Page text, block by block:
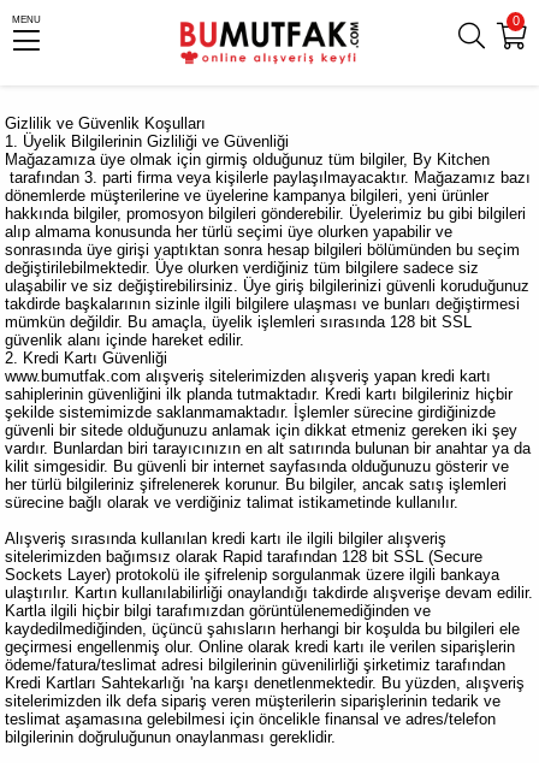
0
MENU
Gizlilik ve Güvenlik Koşulları
1. Üyelik Bilgilerinin Gizliliği ve Güvenliği
Mağazamıza üye olmak için girmiş olduğunuz tüm bilgiler, By Kitchen
tarafından 3. parti firma veya kişilerle paylaşılmayacaktır. Mağazamız bazı
dönemlerde müşterilerine ve üyelerine kampanya bilgileri, yeni ürünler
hakkında bilgiler, promosyon bilgileri gönderebilir. Üyelerimiz bu gibi bilgileri
alıp almama konusunda her türlü seçimi üye olurken yapabilir ve
sonrasında üye girişi yaptıktan sonra hesap bilgileri bölümünden bu seçim
değiştirilebilmektedir. Üye olurken verdiğiniz tüm bilgilere sadece siz
ulaşabilir ve siz değiştirebilirsiniz. Üye giriş bilgilerinizi güvenli koruduğunuz
takdirde başkalarının sizinle ilgili bilgilere ulaşması ve bunları değiştirmesi
mümkün değildir. Bu amaçla, üyelik işlemleri sırasında 128 bit SSL
güvenlik alanı içinde hareket edilir.
2. Kredi Kartı Güvenliği
www.bumutfak.com alışveriş sitelerimizden alışveriş yapan kredi kartı
sahiplerinin güvenliğini ilk planda tutmaktadır. Kredi kartı bilgileriniz hiçbir
şekilde sistemimizde saklanmamaktadır. İşlemler sürecine girdiğinizde
güvenli bir sitede olduğunuzu anlamak için dikkat etmeniz gereken iki şey
vardır. Bunlardan biri tarayıcınızın en alt satırında bulunan bir anahtar ya da
kilit simgesidir. Bu güvenli bir internet sayfasında olduğunuzu gösterir ve
her türlü bilgileriniz şifrelenerek korunur. Bu bilgiler, ancak satış işlemleri
sürecine bağlı olarak ve verdiğiniz talimat istikametinde kullanılır.
Alışveriş sırasında kullanılan kredi kartı ile ilgili bilgiler alışveriş
sitelerimizden bağımsız olarak Rapid tarafından 128 bit SSL (Secure
Sockets Layer) protokolü ile şifrelenip sorgulanmak üzere ilgili bankaya
ulaştırılır. Kartın kullanılabilirliği onaylandığı takdirde alışverişe devam edilir.
Kartla ilgili hiçbir bilgi tarafımızdan görüntülenemediğinden ve
kaydedilmediğinden, üçüncü şahısların herhangi bir koşulda bu bilgileri ele
geçirmesi engellenmiş olur. Online olarak kredi kartı ile verilen siparişlerin
ödeme/fatura/teslimat adresi bilgilerinin güvenilirliği şirketimiz tarafından
Kredi Kartları Sahtekarlığı 'na karşı denetlenmektedir. Bu yüzden, alışveriş
sitelerimizden ilk defa sipariş veren müşterilerin siparişlerinin tedarik ve
teslimat aşamasına gelebilmesi için öncelikle finansal ve adres/telefon
bilgilerinin doğruluğunun onaylanması gereklidir.